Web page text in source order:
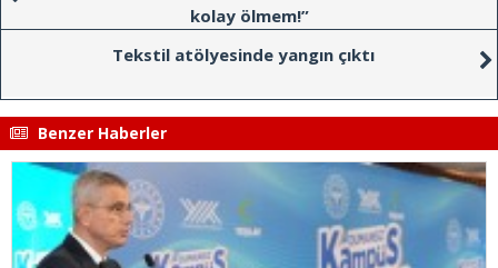
kolay ölmem!”
Tekstil atölyesinde yangın çıktı
Benzer Haberler